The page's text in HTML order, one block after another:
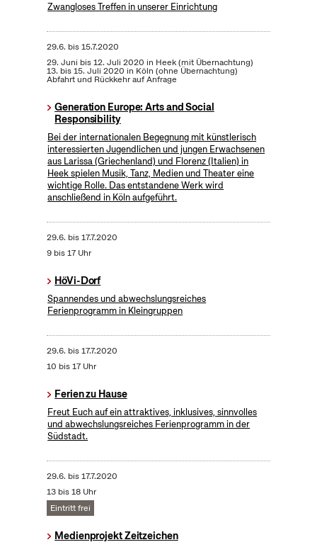
Zwangloses Treffen in unserer Einrichtung
29.6. bis15.7.2020
29. Juni bis 12. Juli 2020 in Heek (mit Übernachtung)
13. bis 15. Juli 2020 in Köln (ohne Übernachtung)
Abfahrt und Rückkehr auf Anfrage
Generation Europe: Arts and Social
Responsibility
Bei der internationalen Begegnung mit künstlerisch
interessierten Jugendlichen und jungen Erwachsenen
aus Larissa (Griechenland) und Florenz (Italien) in
Heek spielen Musik, Tanz, Medien und Theater eine
wichtige Rolle. Das entstandene Werk wird
anschließend in Köln aufgeführt.
29.6. bis17.7.2020
9 bis 17 Uhr
HöVi-Dorf
Spannendes und abwechslungsreiches
Ferienprogramm in Kleingruppen
29.6. bis17.7.2020
10 bis 17 Uhr
Ferien zu Hause
Freut Euch auf ein attraktives, inklusives, sinnvolles
und abwechslungsreiches Ferienprogramm in der
Südstadt.
29.6. bis17.7.2020
13 bis 18 Uhr
Eintritt frei
Medienprojekt Zeitzeichen